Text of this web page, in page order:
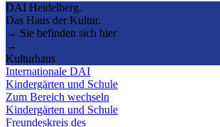
DAI Heidelberg.
Das Haus der Kultur.
→ Sie befinden sich hier
→
Kulturhaus
Internationale DAI
Kindergärten und Schule
Zum Bereich wechseln
Kindergärten und Schule
Freundeskreis des